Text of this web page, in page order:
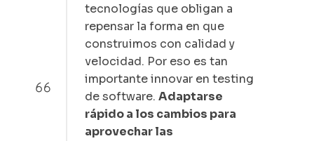
tecnologías que obligan a
repensar la forma en que
construimos con calidad y
velocidad. Por eso es tan
importante innovar en testing
de software. Adaptarse
rápido a los cambios para
aprovechar las